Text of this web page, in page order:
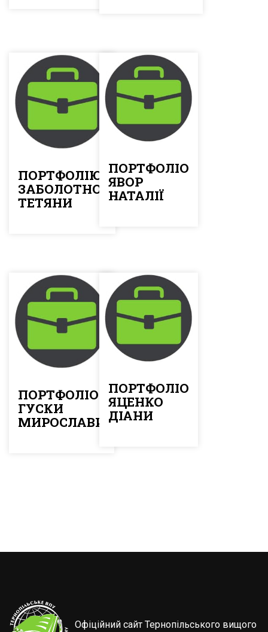
ПОРТФОЛІЮ
ЗАБОЛОТНОЇ
ТЕТЯНИ
ПОРТФОЛІО
ЯВОР
НАТАЛІЇ
ПОРТФОЛІО
ГУСКИ
МИРОСЛАВИ
ПОРТФОЛІО
ЯЦЕНКО
ДІАНИ
Офіційний сайт Тернопільського вищого